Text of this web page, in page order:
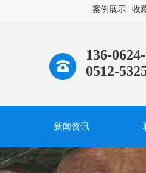
案例展示 收
136-
0512-
新闻资讯